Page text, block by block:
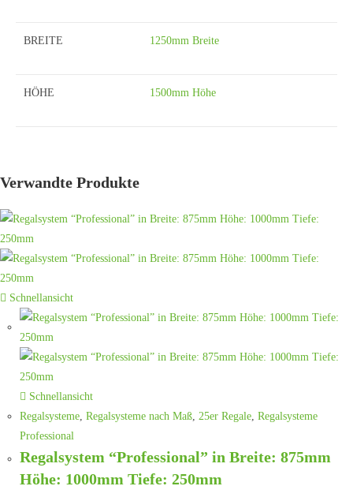
BREITE 1250mm Breite
HÖHE 1500mm Höhe
Verwandte Produkte
Schnellansicht
Schnellansicht
Regalsysteme, Regalsysteme nach Maß, 25er Regale, Regalsysteme
Professional
Regalsystem “Professional” in Breite: 875mm
Höhe: 1000mm Tiefe: 250mm